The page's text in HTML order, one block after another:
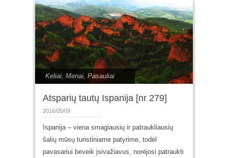
Keliai, Menai, Pasauliai
Atsparių tautų Ispanija [nr 279]
2016/05/09
Ispanija – viena smagiausių ir patraukliausių
šalių mūsų turistiniame patyrime, todėl
pavasariui beveik įsivažiavus, norėjosi patraukti